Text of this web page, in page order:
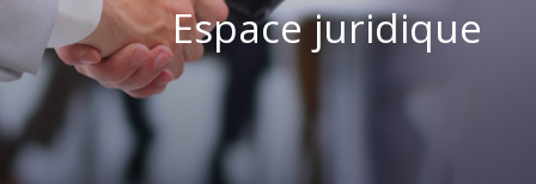
Espace juridique